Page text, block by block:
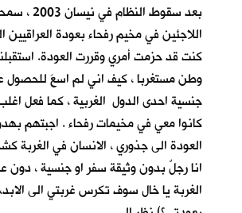
بعد سقوط
اللاجئين في مخيم رفحاء بعودة
كنت قد حزمت أمري وقررت العودة.
وطن مستغربا ، كيف اني لم اسعَ للحصول
جنسية احدى الدول الغربية ، كما فعل
كانوا معي في مخيمات رفحاء . اجبتهم
العودة الى جذوري ، الانسان في الغربة
انا رجلٌ بدون وثيقة سفر او جنسية ، دون
الغربة يا خال سوف تكرس غربتي الى